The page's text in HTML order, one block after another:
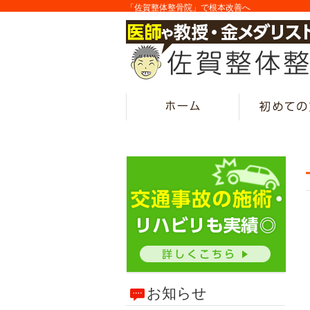
「佐賀整体整骨院」で根本改善へ
お知らせ